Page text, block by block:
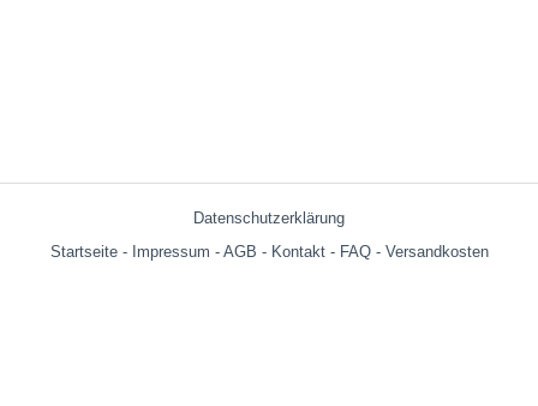
Datenschutzerklärung
Startseite- Impressum - AGB - Kontakt- FAQ- Versandkosten